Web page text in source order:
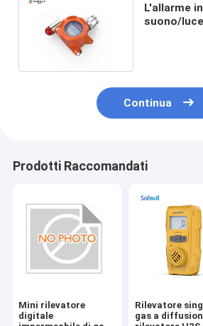
L'allarme
suono/
Continua
Prodotti Raccomandati
Mini rilevatore
digitale
Rilevatore
gas a